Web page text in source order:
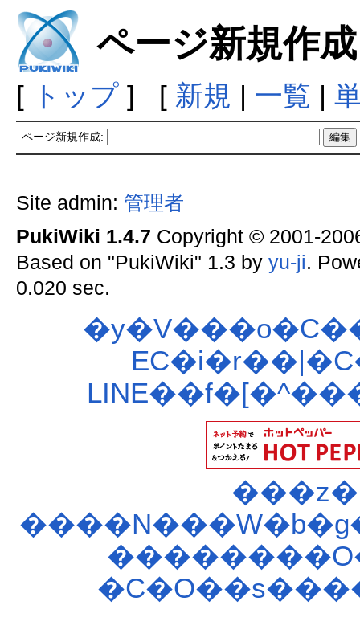
ページ新規作成
[ トップ] [ 新規 | 一覧 |
ページ新規作成:
Site admin: 管理者
PukiWiki 1.4.7 Copyright © 2001-
Based on "PukiWiki" 1.3 by yu-ji.
0.020 sec.